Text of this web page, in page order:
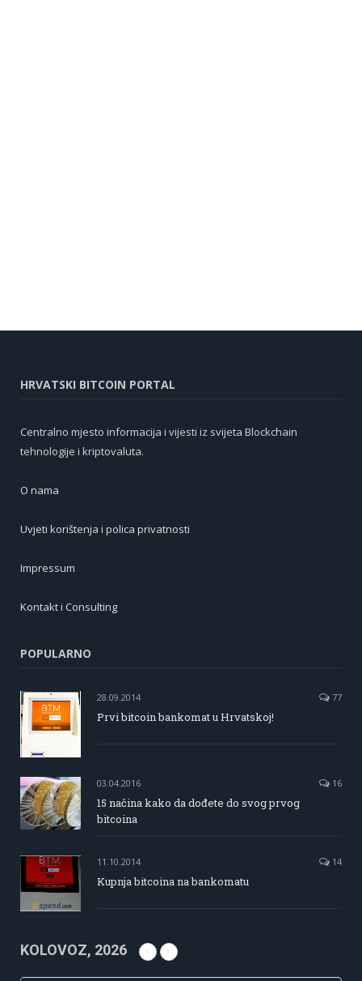
HRVATSKI BITCOIN PORTAL
Centralno mjesto informacija i vijesti iz svijeta Blockchain
tehnologije i kriptovaluta.
O nama
Uvjeti korištenja i polica privatnosti
Impressum
Kontakt i Consulting
POPULARNO
28.09.2014 77
Prvi bitcoin bankomat u Hrvatskoj!
03.04.2016 16
15 načina kako da dođete do svog prvog
bitcoina
11.10.2014 14
Kupnja bitcoina na bankomatu
KOLOVOZ, 2026